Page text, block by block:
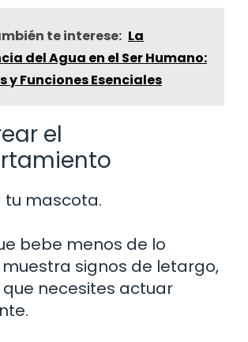
te interese: La
del Agua en el Ser Humano:
y Funciones Esenciales
el
tu mascota.
bebe menos de lo
signos de letargo,
necesites actuar